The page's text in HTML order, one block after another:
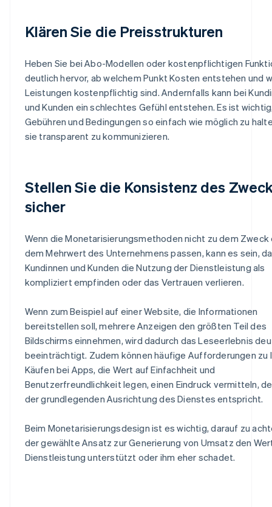
Klären Sie die Preisstrukturen
Heben Sie bei Abo-Modellen oder kostenpflichtigen
deutlich hervor, ab welchem Punkt Kosten entstehen und
Leistungen kostenpflichtig sind. Andernfalls kann bei
und Kunden ein schlechtes Gefühl entstehen. Es ist
Gebühren und Bedingungen so einfach wie möglich zu
sie transparent zu kommunizieren.
Stellen Sie die Konsistenz des
sicher
Wenn die Monetarisierungsmethoden nicht zu dem Zweck
dem Mehrwert des Unternehmens passen, kann es sein,
Kundinnen und Kunden die Nutzung der Dienstleistung als
kompliziert empfinden oder das Vertrauen verlieren.
Wenn zum Beispiel auf einer Website, die Informationen
bereitstellen soll, mehrere Anzeigen den größten Teil des
Bildschirms einnehmen, wird dadurch das Leseerlebnis
beeinträchtigt. Zudem können häufige Aufforderungen zu
Käufen bei Apps, die Wert auf Einfachheit und
Benutzerfreundlichkeit legen, einen Eindruck vermitteln,
der grundlegenden Ausrichtung des Dienstes entspricht.
Beim Monetarisierungsdesign ist es wichtig, darauf zu
der gewählte Ansatz zur Generierung von Umsatz den
Dienstleistung unterstützt oder ihm eher schadet.